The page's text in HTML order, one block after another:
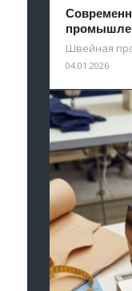
Швейная
04.01.2026